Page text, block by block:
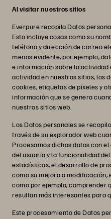
Al visitar nuestros sitios
Everpure recopila Datos
Esto incluye cosas como su
teléfono y dirección de correo
menos evidente, por ejemplo,
e información sobre la actividad
actividad en nuestros sitios, los
cookies, etiquetas de píxeles y
información que se genera
nuestros sitios web.
Los Datos personales se
través de su explorador web
Procesamos dichos datos con
del usuario y la funcionalidad
estadísticas, el desarrollo de
como su mejora o modificación,
como por ejemplo, comprender
resultan más interesantes para
Este procesamiento de Datos